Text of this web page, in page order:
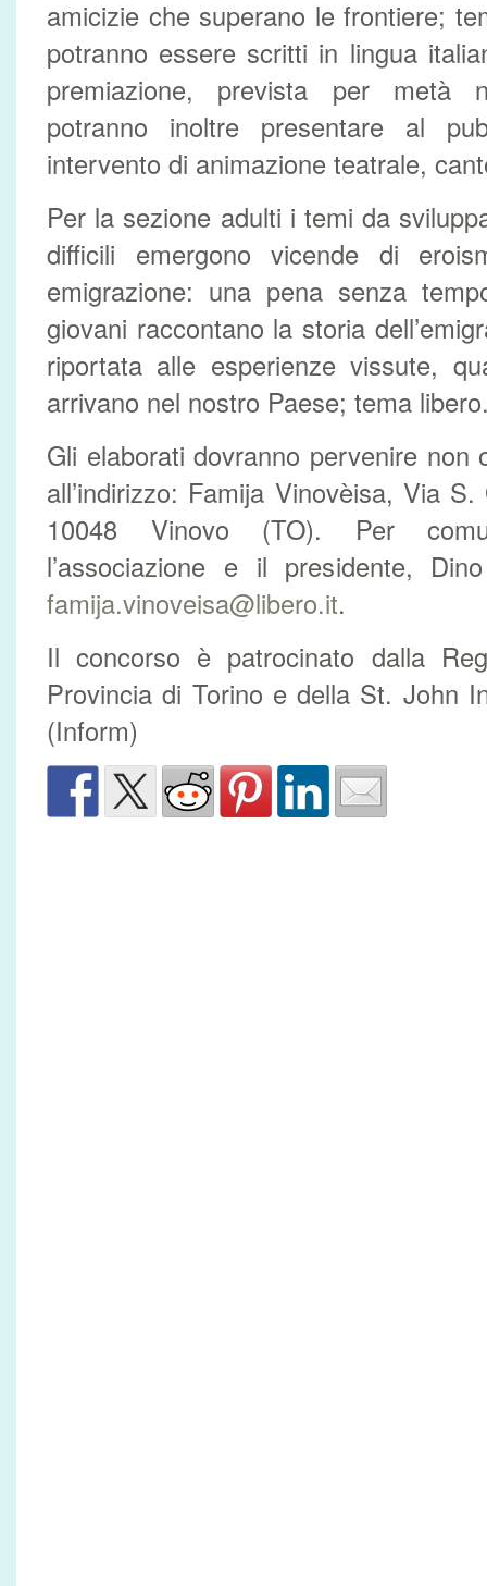
amicizie che superano le frontiere;
potranno essere scritti in lingua
premiazione, prevista per metà
potranno inoltre presentare al
intervento di animazione teatrale,
Per la sezione adulti i temi da
difficili emergono vicende di
emigrazione: una pena senza
giovani raccontano la storia
riportata alle esperienze vissute,
arrivano nel nostro Paese; tema
Gli elaborati dovranno pervenire non
all’indirizzo: Famija Vinovèisa, Via
10048 Vinovo (TO). Per
l’associazione e il presidente,
famija.vinoveisa@libero.it.
Il concorso è patrocinato dalla
Provincia di Torino e della St. John
(Inform)